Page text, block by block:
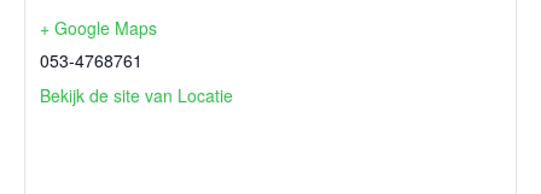
+ Google Maps
053-4768761
Bekijk de site van Locatie